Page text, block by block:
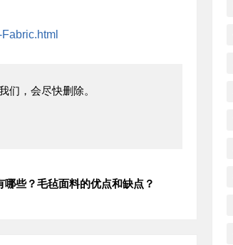
们，会尽快删除。
哪些？毛毡面料的优点和缺点？